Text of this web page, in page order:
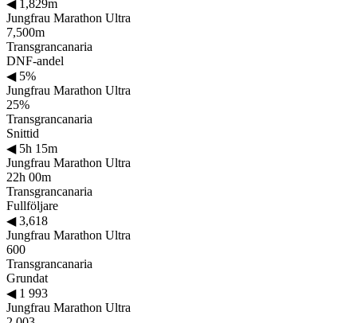
◀1,829m
Jungfrau Marathon Ultra
7,500m
Transgrancanaria
DNF-andel
◀5%
Jungfrau Marathon Ultra
25%
Transgrancanaria
Snittid
◀5h 15m
Jungfrau Marathon Ultra
22h 00m
Transgrancanaria
Fullföljare
◀3,618
Jungfrau Marathon Ultra
600
Transgrancanaria
Grundat
◀1 993
Jungfrau Marathon Ultra